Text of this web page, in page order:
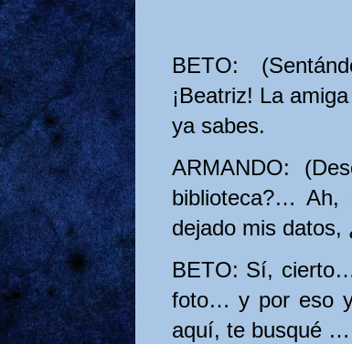
BETO:
¡Beatriz! La
ya sabes.
ARMANDO:
biblioteca?…
dejado mis datos,
BETO: Sí,
foto… y por eso
aquí, te busqué